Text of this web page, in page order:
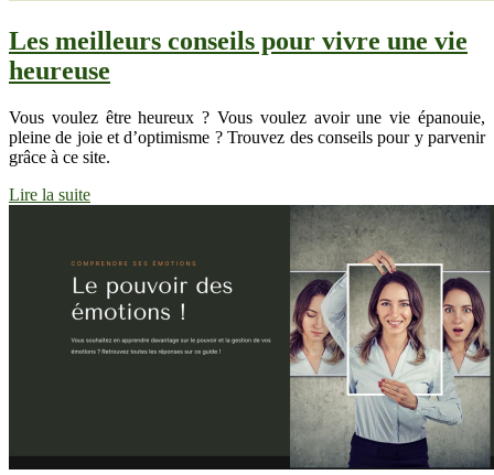
Les meilleurs conseils pour vivre une vie
heureuse
Vous voulez être heureux ? Vous voulez avoir une vie épanouie,
pleine de joie et d’optimisme ? Trouvez des conseils pour y parvenir
grâce à ce site.
Lire la suite